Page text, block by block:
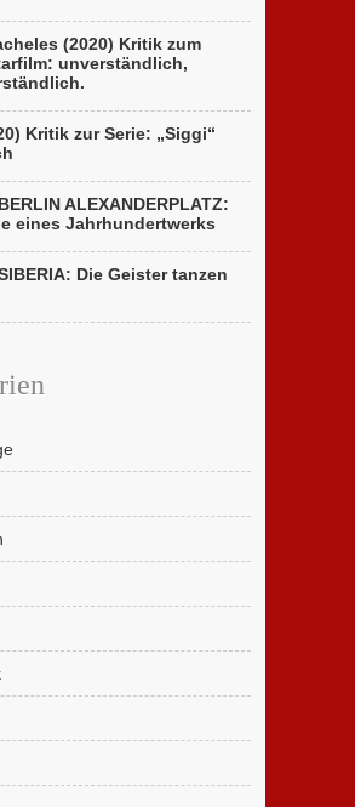
(2020) Kritik zum
unverständlich,
Kritik zur Serie: „Siggi“
ALEXANDERPLATZ:
eines Jahrhundertwerks
Die Geister tanzen